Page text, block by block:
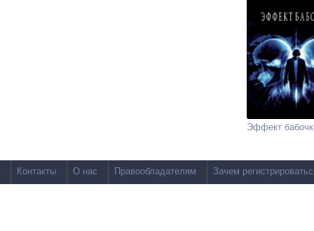
Эффект
Контакты О нас Правообладателям Зачем